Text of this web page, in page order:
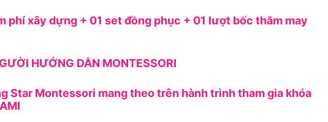
phí xây dựng + 01 set đồng phục + 01 lượt bốc thăm may
HƯỚNG DẪN MONTESSORI
Star Montessori mang theo trên hành trình tham gia khóa